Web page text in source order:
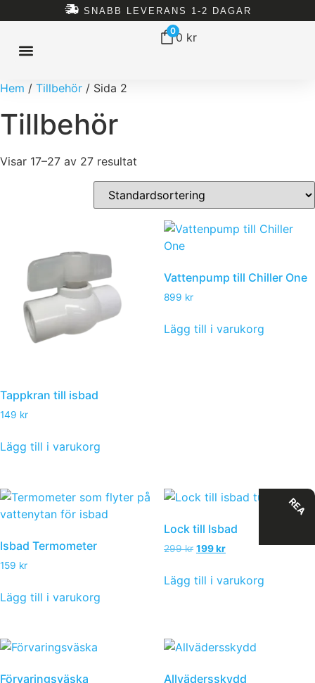
SNABB LEVERANS 1-2 DAGAR
00 kr
Hem / Tillbehör / Sida 2
Tillbehör
Visar 17–27 av 27 resultat
Tappkran till isbad
149 kr
Lägg till i varukorg
Vattenpump till Chiller One
899 kr
Lägg till i varukorg
Isbad Termometer
159 kr
Lägg till i varukorg
REA
Lock till Isbad
299kr 199kr
Lägg till i varukorg
Förvaringsväska Allvädersskydd